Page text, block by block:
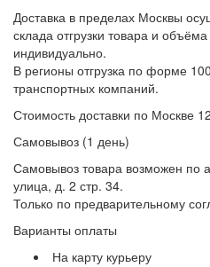
Доставка в пределах Москвы
склада отгрузки товара и
индивидуально.
В регионы отгрузка по форме
транспортных компаний.
Стоимость доставки по Москве
Самовывоз (1 день)
Самовывоз товара возможен по
улица, д. 2 стр. 34.
Только по предварительному
Варианты оплаты
На карту курьеру